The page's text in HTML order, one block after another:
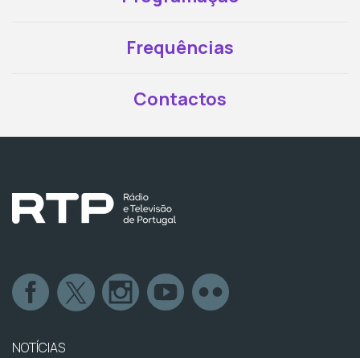
Frequências
Contactos
NOTÍCIAS